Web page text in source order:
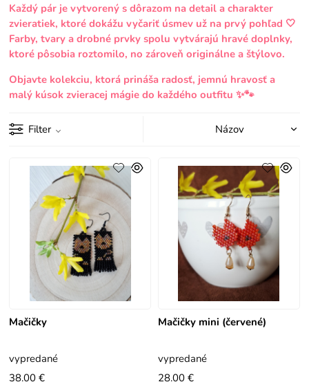
Každý pár je vytvorený s dôrazom na detail a charakter
zvieratiek, ktoré dokážu vyčariť úsmev už na prvý pohľad 🤍
Farby, tvary a drobné prvky spolu vytvárajú hravé doplnky,
ktoré pôsobia roztomilo, no zároveň originálne a štýlovo.
Objavte kolekciu, ktorá prináša radosť, jemnú hravosť a
malý kúsok zvieracej mágie do každého outfitu ✨🐾
Filter
Mačičky
vypredané
38.00 €
Mačičky mini (červené)
vypredané
28.00 €